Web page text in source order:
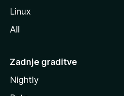
Linux
All
Zadnje graditve
Nightly